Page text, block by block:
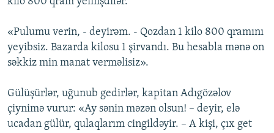
«Pulumu verin, - deyirəm. - Qozdan 1 kilo 800 qramını
yeyibsiz. Bazarda kilosu 1 şirvandı. Bu hesabla mənə on
səkkiz min manat verməlisiz».
Gülüşürlər, uğunub gedirlər, kapitan Adıgözəlov
çiynimə vurur: «Ay sənin məzən olsun! – deyir, elə
ucadan gülür, qulaqlarım cingildəyir. – A kişi, çıx get